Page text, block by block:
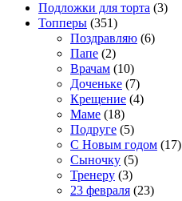
Подложки для торта (3)
Топперы (351)
Поздравляю (6)
Папе (2)
Врачам (10)
Доченьке (7)
Крещение (4)
Маме (18)
Подруге (5)
С Новым годом (17)
Сыночку (5)
Тренеру (3)
23 февраля (23)